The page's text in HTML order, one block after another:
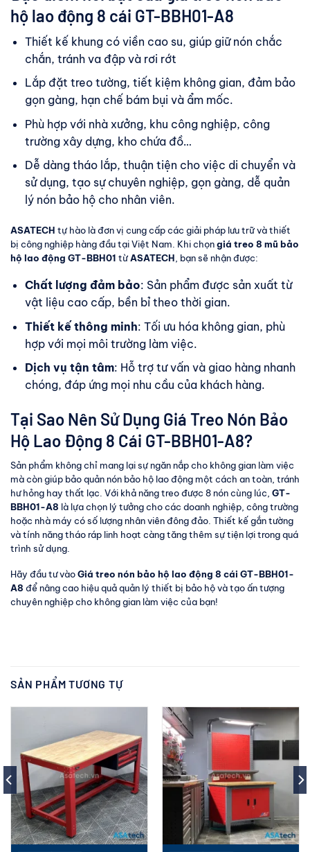
hộ lao động 8 cái GT-BBH01-A8
Thiết kế khung có viền cao su, giúp giữ nón chắc
chắn, tránh va đập và rơi rớt
Lắp đặt treo tường, tiết kiệm không gian, đảm bảo
gọn gàng, hạn chế bám bụi và ẩm mốc.
Phù hợp với nhà xưởng, khu công nghiệp, công
trường xây dựng, kho chứa đồ…
Dễ dàng tháo lắp, thuận tiện cho việc di chuyển và
sử dụng, tạo sự chuyên nghiệp, gọn gàng, dễ quản
lý nón bảo hộ cho nhân viên.
ASATECH tự hào là đơn vị cung cấp các giải pháp lưu trữ và thiết
bị công nghiệp hàng đầu tại Việt Nam. Khi chọngiá treo 8 mũ bảo
hộ lao động GT-BBH01 từASATECH, bạn sẽ nhận được:
Chất lượng đảm bảo: Sản phẩm được sản xuất từ
vật liệu cao cấp, bền bỉ theo thời gian.
Thiết kế thông minh: Tối ưu hóa không gian, phù
hợp với mọi môi trường làm việc.
Dịch vụ tận tâm: Hỗ trợ tư vấn và giao hàng nhanh
chóng, đáp ứng mọi nhu cầu của khách hàng.
Tại Sao Nên Sử Dụng Giá Treo Nón Bảo
Hộ Lao Động 8 Cái GT-BBH01-A8?
Sản phẩm không chỉ mang lại sự ngăn nắp cho không gian làm việc
mà còn giúp bảo quản nón bảo hộ lao động một cách an toàn, tránh
hư hỏng hay thất lạc. Với khả năng treo được 8 nón cùng lúc, GT-
BBH01-A8 là lựa chọn lý tưởng cho các doanh nghiệp, công trường
hoặc nhà máy có số lượng nhân viên đông đảo. Thiết kế gắn tường
và tính năng tháo ráp linh hoạt càng tăng thêm sự tiện lợi trong quá
trình sử dụng.
Hãy đầu tư vàoGiá treo nón bảo hộ lao động 8 cái GT-BBH01-
A8 để nâng cao hiệu quả quản lý thiết bị bảo hộ và tạo ấn tượng
chuyên nghiệp cho không gian làm việc của bạn!
SẢN PHẨM TƯƠNG TỰ